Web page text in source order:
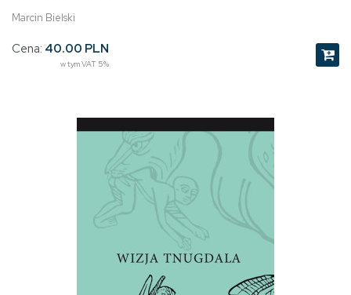
Marcin Bielski
Cena: 40.00 PLN
w tym VAT 5%